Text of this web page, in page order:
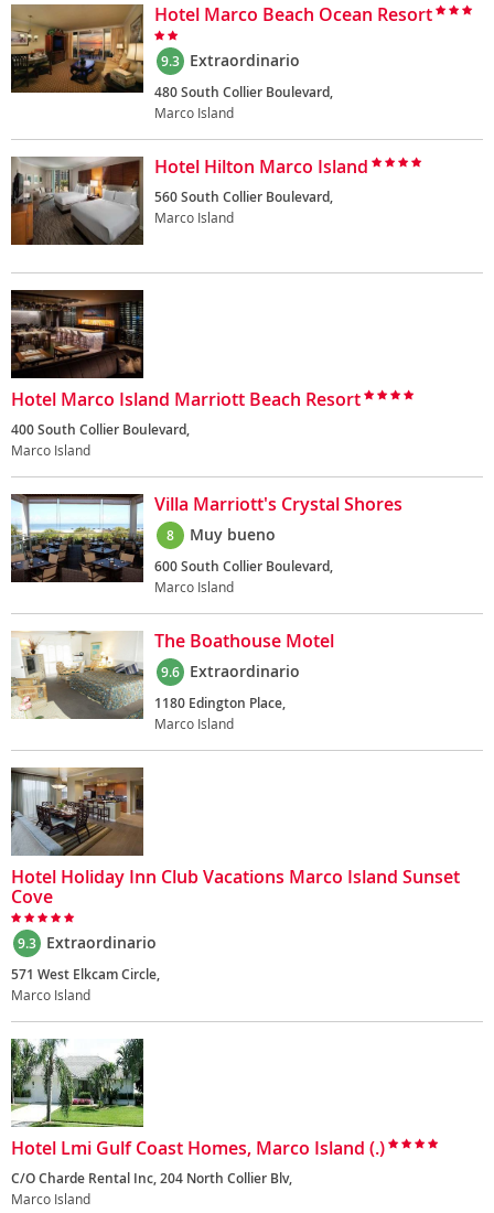
Hotel Marco Beach Ocean Resort
9.3 Extraordinario
480 South Collier Boulevard,
Marco Island
Hotel Hilton Marco Island
560 South Collier Boulevard,
Marco Island
Hotel Marco Island Marriott Beach Resort
400 South Collier Boulevard,
Marco Island
Villa Marriott's Crystal Shores
8 Muy bueno
600 South Collier Boulevard,
Marco Island
The Boathouse Motel
9.6 Extraordinario
1180 Edington Place,
Marco Island
Hotel Holiday Inn Club Vacations Marco Island Sunset
Cove
9.3 Extraordinario
571 West Elkcam Circle,
Marco Island
Hotel Lmi Gulf Coast Homes, Marco Island (.)
C/O Charde Rental Inc, 204 North Collier Blv,
Marco Island